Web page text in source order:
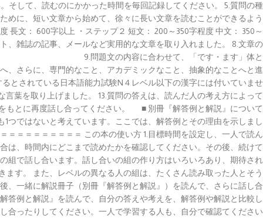
そして、読むのにかかった時間を毎回記録してください。 5.質問の種
に、短い文章から始めて、徐々に長い文章を読むことができるよう
長文： 600字以上 ・ステップ２ 短文： 200～350字程度 中文： 350～
、雑誌の記事、メールなど実用的な文章を取り入れました。 8.文章の
9.問題文の内容に合わせて、「です・ます」体と
、さらに、専門的なこと、アカデミックなこと、抽象的なことへと進
とされている日本語能力試験N４レベル以下の漢字には付いていませ
葉を取り上げました。 13.質問の答えは、読んだ人の考え方によって
もとに再度話し合ってください。 ■ 別冊『解答例と解説』について
つではないと考えています。ここでは、解答例とその理由を示しまし
＝＝＝＝＝＝＝＝ この本の使い方 1.目標時間を設定し、一人で読ん
は、時間内にどこまで読めたかを確認してください。その後、続けて
組で話し合います。話し合いの組の作り方はいろいろあり、期待され
す。 また、レベルの異なる人の組は、たくさん読み取った人とそう
、一緒に解説冊子（別冊『解答例と解説』）を読んで、さらに話し合
答例と解説』を読んで、自分の答えや考えを、解答例や解説と比較し
ったりしてください。一人で学習する人も、自分で確認てください。